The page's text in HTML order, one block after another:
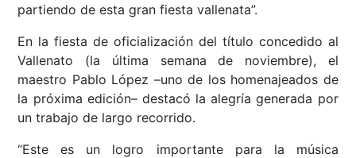
partiendo de esta gran fiesta vallenata”.
En la fiesta de oficialización del título concedido al
Vallenato (la última semana de noviembre), el
maestro Pablo López –uno de los homenajeados de
la próxima edición– destacó la alegría generada por
un trabajo de largo recorrido.
“Este es un logro importante para la música